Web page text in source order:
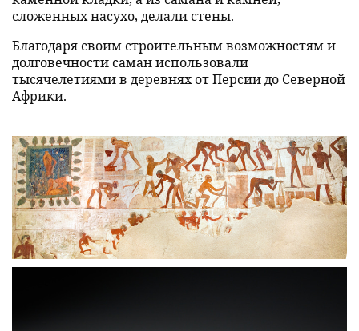
сложенных насухо, делали стены.
Благодаря своим строительным возможностям и
долговечности саман использовали
тысячелетиями в деревнях от Персии до Северной
Африки.